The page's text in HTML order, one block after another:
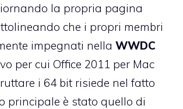
la propria pagina
che i propri membri
impegnati nella WWDC
per cui Office 2011 per Mac
i 64 bit risiede nel fatto
principale è stato quello di